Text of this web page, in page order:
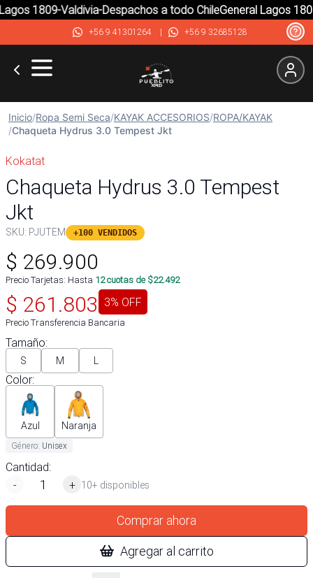
1809-Valdivia-Despachos a todo ChileGeneral Lagos
+56 9 41301264| +56 9 32685128
Inicio/Ropa Semi Seca/KAYAK ACCESORIOS/ROPA/KAYAK
/Chaqueta Hydrus 3.0 Tempest Jkt
Kokatat
Chaqueta Hydrus 3.0 Tempest
Jkt
SKU: PJUTEM +100 VENDIDOS
$ 269.900
Precio Tarjetas: Hasta 12cuotas de $22.492
$ 261.803 3% OFF
Precio Transferencia Bancaria
Tamaño:
S M L
Color:
Azul Naranja
Género: Unisex
Cantidad:
-
+ 10+ disponibles
Comprar ahora
Agregar al carrito